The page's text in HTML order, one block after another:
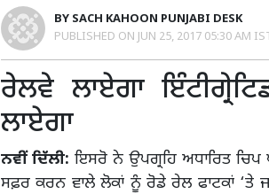
BY SACH KAHOON PUNJABI DESK
PUBLISHED ON JUN 25, 2017 05:30 AM
ਰੇਲਵੇ ਲਾਏਗਾ
ਲਾਏਗਾ
ਨਵੀਂ ਦਿੱਲੀ: ਇਸਰੋ ਨੇ ਉਪਗ੍ਰਹਿ ਅਧਾਰਿਤ ਚਿਪ
ਸਫ਼ਰ ਕਰਨ ਵਾਲੇ ਲੋਕਾਂ ਨੂੰ ਰੋਡੇ ਰੇਲ ਫਾਟਕਾਂ ‘ਤੇ